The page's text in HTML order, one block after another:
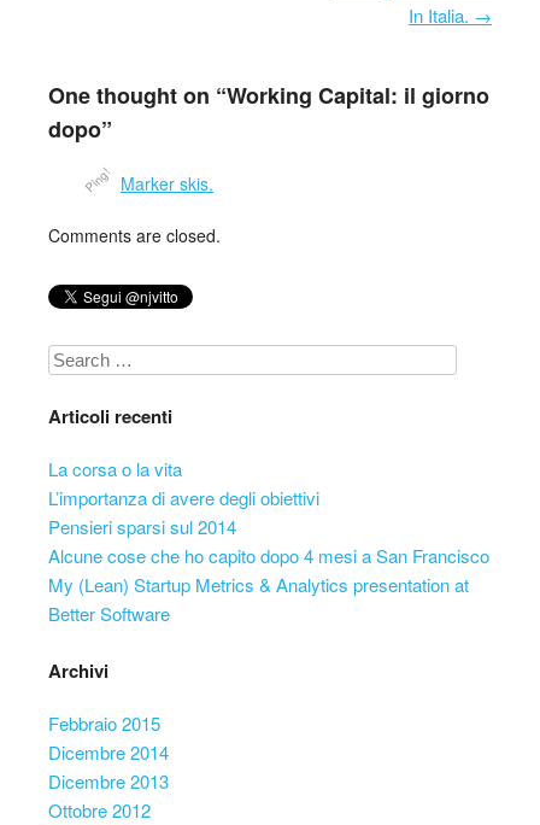
In Italia. →
One thought on “Working Capital: il giorno
dopo”
Marker skis.
Comments are closed.
Search
Articoli recenti
La corsa o la vita
L’importanza di avere degli obiettivi
Pensieri sparsi sul 2014
Alcune cose che ho capito dopo 4 mesi a San Francisco
My (Lean) Startup Metrics & Analytics presentation at
Better Software
Archivi
Febbraio 2015
Dicembre 2014
Dicembre 2013
Ottobre 2012